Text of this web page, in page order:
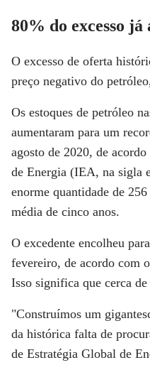
80% do excesso já
O excesso de oferta
preço negativo do
Os estoques de petróleo
aumentaram para um
agosto de 2020, de
de Energia (IEA, na sigla
enorme quantidade de
média de cinco anos.
O excedente encolheu
fevereiro, de acordo com
Isso significa que cerca
"Construímos um
da histórica falta de
de Estratégia Global de